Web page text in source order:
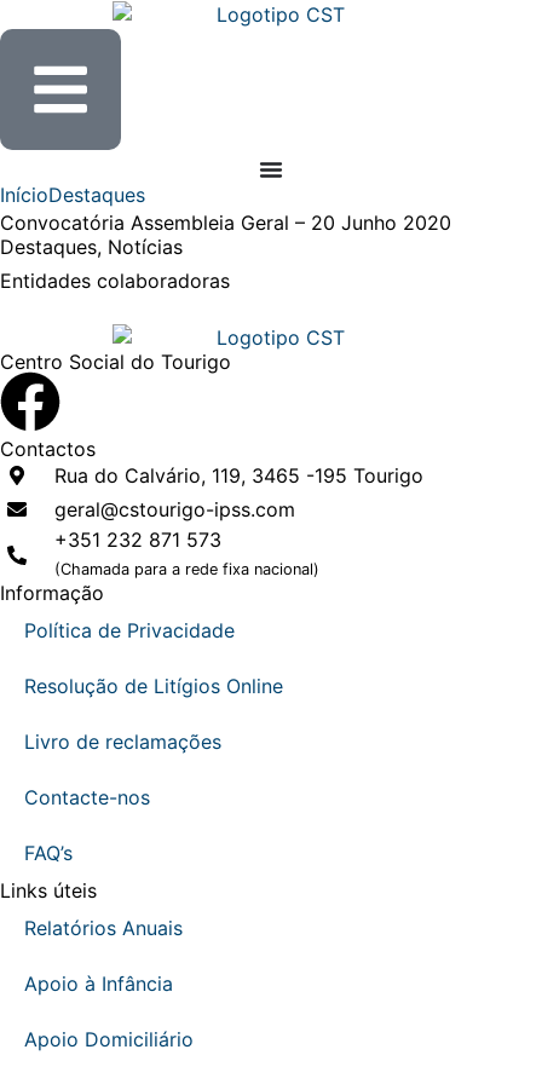
InícioDestaques
Convocatória Assembleia Geral – 20 Junho 2020
Destaques, Notícias
Entidades colaboradoras
Centro Social do Tourigo
Contactos
Rua do Calvário, 119, 3465 -195 Tourigo
geral@cstourigo-ipss.com
+351 232 871 573
(Chamada para a rede fixa nacional)
Informação
Política de Privacidade
Resolução de Litígios Online
Livro de reclamações
Contacte-nos
FAQ’s
Links úteis
Relatórios Anuais
Apoio à Infância
Apoio Domiciliário